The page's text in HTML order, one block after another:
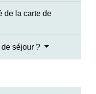
de la carte de
séjour ?